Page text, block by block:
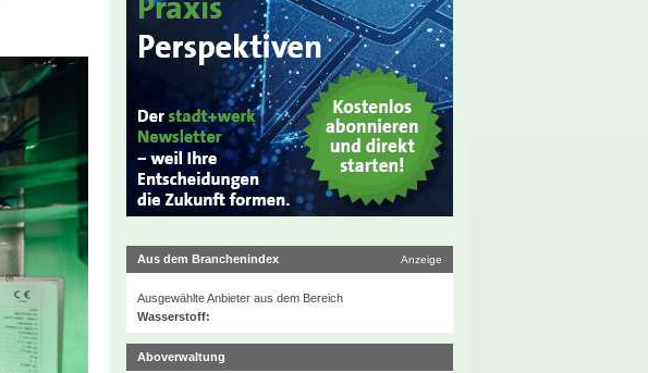
Aus dem Branchenindex Anzeige
Ausgewählte Anbieter aus dem Bereich
Wasserstoff:
Aboverwaltung